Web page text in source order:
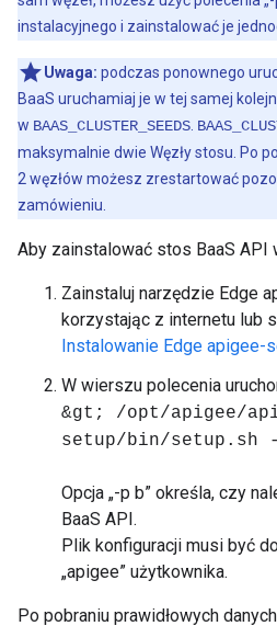
instalacyjnego i zainstalować je
Uwaga: podczas ponownego
BaaS uruchamiaj je w tej samej
w BAAS_CLUSTER_SEEDS
maksymalnie dwie Węzły stosu. Po
2 węzłów możesz zrestartować
zamówieniu.
Aby zainstalować stos BaaS API
Zainstaluj narzędzie Edge
korzystając z internetu lub
Instalowanie Edge apigee-
W wierszu polecenia
&gt; /opt/apigee/
setup/bin/
Opcja „-p b” określa, czy
BaaS API.
Plik konfiguracji musi być
„apigee” użytkownika.
Po pobraniu prawidłowych